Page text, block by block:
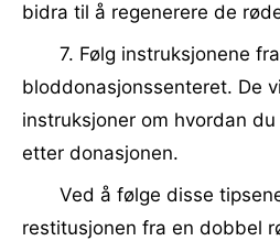
bidra til å regenerere de
7. Følg instruksjonene
bloddonasjonssenteret. De
instruksjoner om hvordan
etter donasjonen.
Ved å følge disse
restitusjonen fra en dobbel